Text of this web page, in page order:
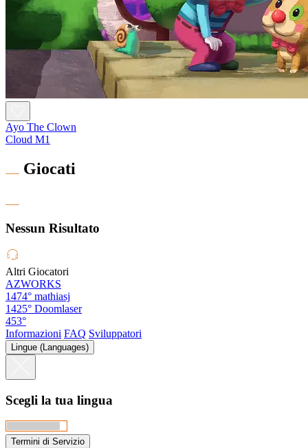
Ayo The Clown
Cloud M1
Giocati
Nessun Risultato
Altri Giocatori
AZWORKS
1474° mathiasj
1425° Doomlaser
453°
Informazioni FAQ Sviluppatori
Lingue (Languages)
Scegli la tua lingua
Termini di Servizio